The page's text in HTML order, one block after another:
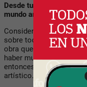
Desde tu perspectiva,
mundo artístico?
Considero que hoy en
sobre todo por lo que
obra que está en José
haber muchos artistas
entonces, están
artístico. Esto se nota